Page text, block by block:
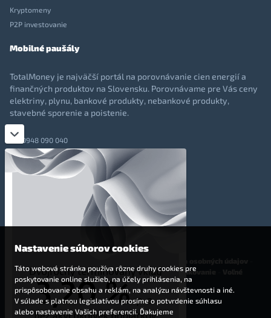
Kryptomeny
P2P investovanie
Mobilné paušály
TotalMoney je najväčší portál na porovnávanie cien energií a
finančných produktov na Slovensku. Porovnávame pre Vás ceny
elektriny, plynu, bankové produkty, nebankové produkty,
stavebné sporenie a poistenie.
0948 090 040
+421 948 090 051
info@totalmoney.sk
Levočská 866, Poprad, 058 01
Cookies-Nastavenia cookies -Finančné sprostredkovanie
pracovné miesta
Affiliate - partnerský program
Nastavenie súborov cookies
Táto webová stránka používa rôzne druhy cookies pre
poskytovanie online služieb, na účely prihlásenia, na
prispôsobovanie obsahu a reklám, na analýzu návštevnosti a iné.
V súlade s platnou legislatívou prosíme o potvrdenie súhlasu
alebo nastavenie Vašich preferencií. Ďakujeme